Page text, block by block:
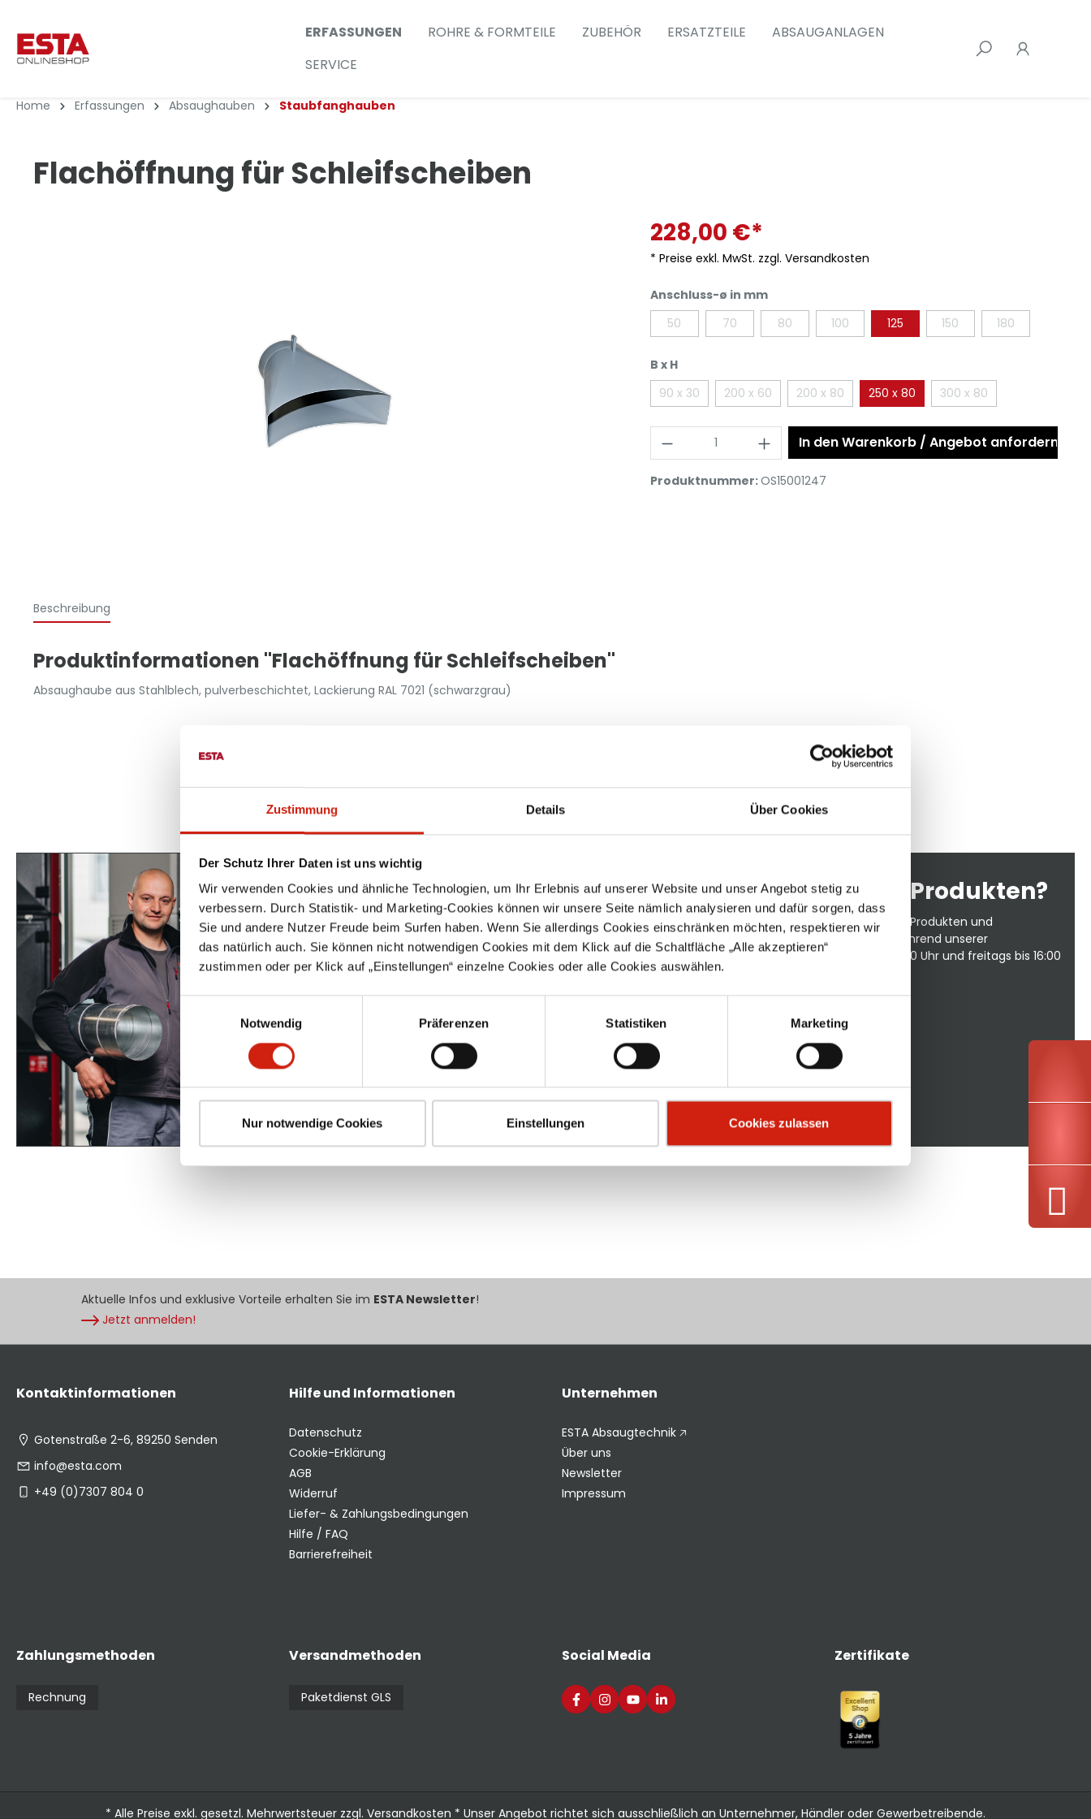
Zustimmung Details Über Cookies
Der Schutz Ihrer Daten ist uns wichtig
Wir verwenden Cookies und ähnliche Technologien, um Ihr Erlebnis auf unserer Website und unser Angebot stetig zu
verbessern. Durch Statistik- und Marketing-Cookies können wir unsere Seite nämlich analysieren und dafür sorgen, dass
Sie und andere Nutzer Freude beim Surfen haben. Wenn Sie allerdings Cookies einschränken möchten, respektieren wir
das natürlich auch. Sie können nicht notwendigen Cookies mit dem Klick auf die Schaltfläche „Alle akzeptieren“
zustimmen oder per Klick auf „Einstellungen“ einzelne Cookies oder alle Cookies auswählen.
Notwendig
Präferenzen Statistiken Marketing
Nur notwendige Cookies Einstellungen Cookies zulassen
ERFASSUNGEN ROHRE & FORMTEILE ZUBEHÖR ERSATZTEILE
ABSAUGANLAGEN
SERVICE
Home Erfassungen Absaughauben Staubfanghauben
Flachöffnung für Schleifscheiben
228,00 €*
* Preise exkl. MwSt. zzgl. Versandkosten
Anschluss-ø in mm
50
70 80 100 125 150 180
B x H
90 x 30
200 x 60 200 x 80 250 x 80 300 x 80
In den Warenkorb / Angebot anfordern
Produktnummer:OS15001247
Beschreibung
Produktinformationen "Flachöffnung für Schleifscheiben"
Absaughaube aus Stahlblech, pulverbeschichtet, Lackierung RAL 7021 (schwarzgrau)
Sie haben Fragen zu unseren Produkten?
Das ESTA Serviceteam berät Sie gerne persönlich zu unseren Produkten und
Dienstleistungen. Unser telefonischer Support steht Ihnen während unserer
Geschäftszeiten von Montag bis Donnerstag von 8:00 bis 17:00 Uhr und freitags bis 16:00
Uhr zur Verfügung.
+49 (0)7307 804 0
shop@esta.com
Aktuelle Infos und exklusive Vorteile erhalten Sie im ESTA Newsletter!
Jetzt anmelden!
Kontaktinformationen
Gotenstraße 2-6, 89250 Senden
info@esta.com
+49 (0)7307 804 0
Hilfe und Informationen
Datenschutz
Cookie-Erklärung
AGB
Widerruf
Liefer- & Zahlungsbedingungen
Hilfe / FAQ
Barrierefreiheit
Unternehmen
ESTA Absaugtechnik 🡥
Über uns
Newsletter
Impressum
Zahlungsmethoden
Rechnung
Versandmethoden
Paketdienst GLS
Social Media Zertifikate
* Alle Preise exkl. gesetzl. Mehrwertsteuer zzgl. Versandkosten * Unser Angebot richtet sich ausschließlich an Unternehmer, Händler oder Gewerbetreibende.